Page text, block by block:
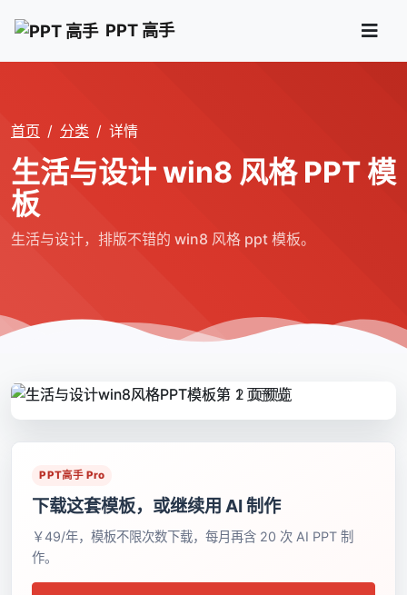
PPT 高手
首页 分类 详情
生活与设计 win8 风格 PPT 模
板
生活与设计，排版不错的 win8 风格 ppt 模板。
PPT高手 Pro
下载这套模板，或继续用 AI 制作
￥49/年，模板不限次数下载，每月再含 20 次 AI PPT 制
作。